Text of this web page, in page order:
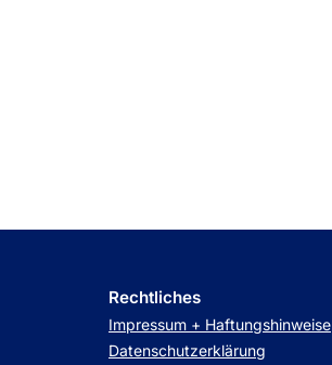
Rechtliches
Impressum + Haftungshinweise
Datenschutzerklärung